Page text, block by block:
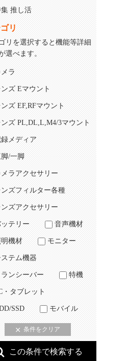
推し活
リ
リを選択すると機能等詳細
選べます。
ラ
ンズ Eマウント
ンズ EF,RFマウント
ンズ PL,DL,L,M4/3マウント
メディア
/一脚
メラアクセサリー
ンズフィルター各種
ンズアクセサリー
テリー 音声機材
明機材 モニター
ステム機器
ランシーバー 特機
・タブレット
SSD モバイル